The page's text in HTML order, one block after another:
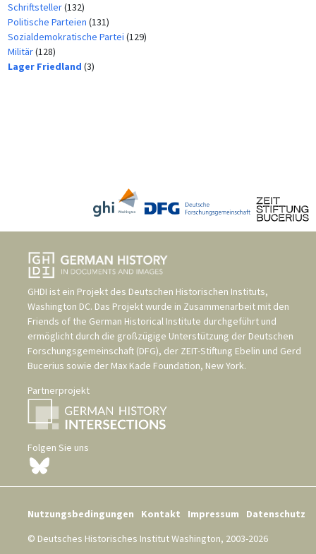
Schriftsteller(132)
Politische Parteien (131)
Sozialdemokratische Partei (129)
Militär(128)
Lager Friedland (3)
GHDI ist ein Projekt des Deutschen Historischen Instituts,
Washington DC. Das Projekt wurde in Zusammenarbeit mit den
Friends of the German Historical Institute durchgeführt und
ermöglicht durch die großzügige Unterstützung der Deutschen
Forschungsgemeinschaft (DFG), der ZEIT-Stiftung Ebelin und Gerd
Bucerius sowie der Max Kade Foundation, New York.
Partnerprojekt
Folgen Sie uns
Nutzungsbedingungen Kontakt Impressum
Datenschutz
© Deutsches Historisches Institut Washington, 2003-2026